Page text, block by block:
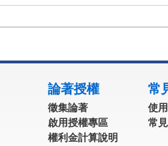
論著授權
徵集論著
啟用授權專區
權利金計算說明
常
使
常